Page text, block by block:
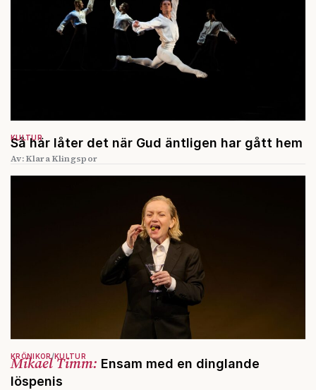
Så här låter det när Gud äntligen har gått hem
KULTUR
Av: Klara Klingspor
Mikael Timm: Ensam med en dinglande
löspenis
KRÖNIKOR KULTUR